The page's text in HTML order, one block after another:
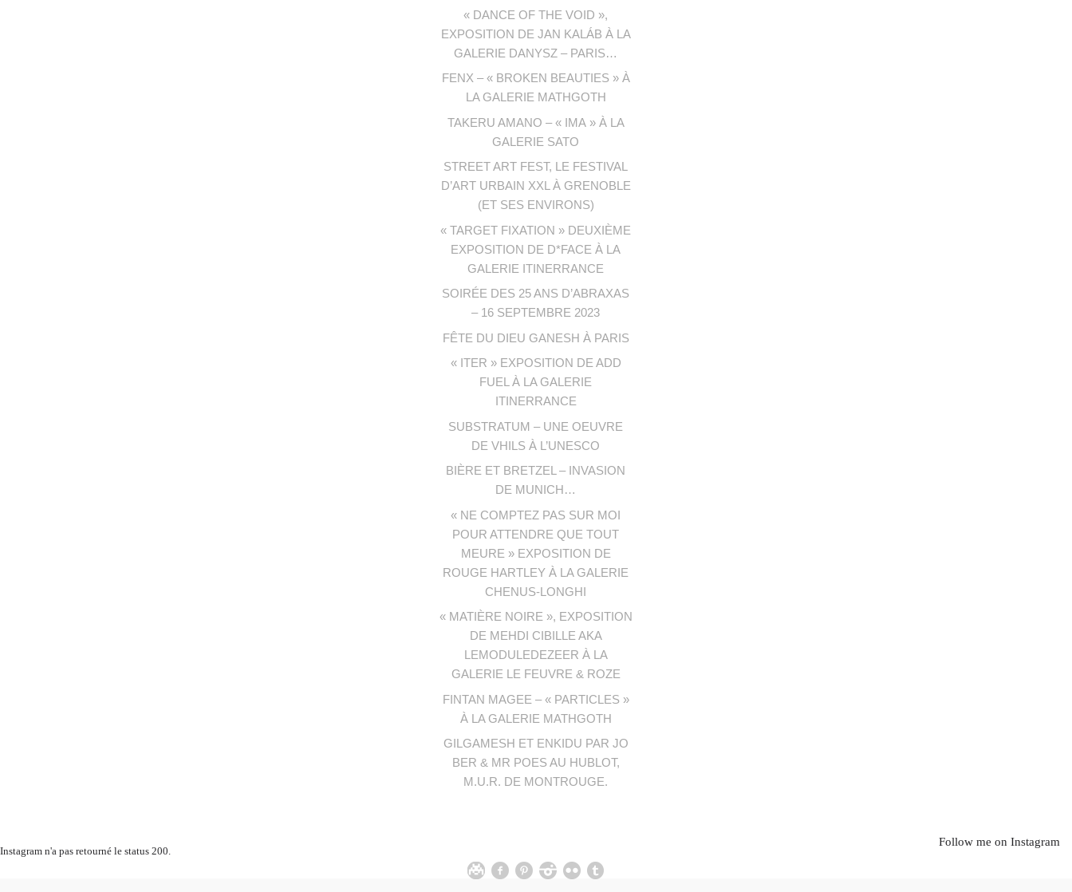
« DANCE OF THE VOID »,
EXPOSITION DE JAN KALÁB À LA
GALERIE DANYSZ – PARIS…
FENX – « BROKEN BEAUTIES » À
LA GALERIE MATHGOTH
TAKERU AMANO – « IMA » À LA
GALERIE SATO
STREET ART FEST, LE FESTIVAL
D’ART URBAIN XXL À GRENOBLE
(ET SES ENVIRONS)
« TARGET FIXATION » DEUXIÈME
EXPOSITION DE D*FACE À LA
GALERIE ITINERRANCE
SOIRÉE DES 25 ANS D’ABRAXAS
– 16 SEPTEMBRE 2023
FÊTE DU DIEU GANESH À PARIS
« ITER » EXPOSITION DE ADD
FUEL À LA GALERIE
ITINERRANCE
SUBSTRATUM – UNE OEUVRE
DE VHILS À L’UNESCO
BIÈRE ET BRETZEL – INVASION
DE MUNICH…
« NE COMPTEZ PAS SUR MOI
POUR ATTENDRE QUE TOUT
MEURE » EXPOSITION DE
ROUGE HARTLEY À LA GALERIE
CHENUS-LONGHI
« MATIÈRE NOIRE », EXPOSITION
DE MEHDI CIBILLE AKA
LEMODULEDEZEER À LA
GALERIE LE FEUVRE & ROZE
FINTAN MAGEE – « PARTICLES »
À LA GALERIE MATHGOTH
GILGAMESH ET ENKIDU PAR JO
BER & MR POES AU HUBLOT,
M.U.R. DE MONTROUGE.
Instagram n'a pas retourné le status 200.
Follow me on Instagram